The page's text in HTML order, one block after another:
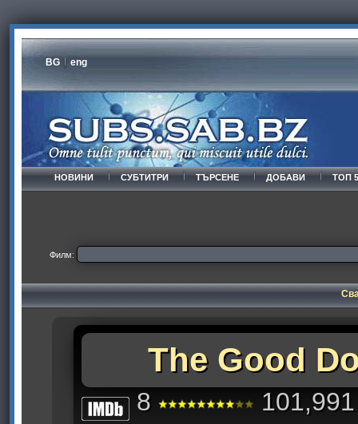
BG eng
НОВИНИ СУБТИТРИ ТЪРСЕНЕ ДОБАВИ ТОП
Филм:
The Good
8